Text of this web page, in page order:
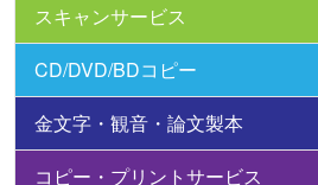
スキャンサービス
CD/DVD/BDコピー
金文字・観音・論文製本
コピー・プリントサービス